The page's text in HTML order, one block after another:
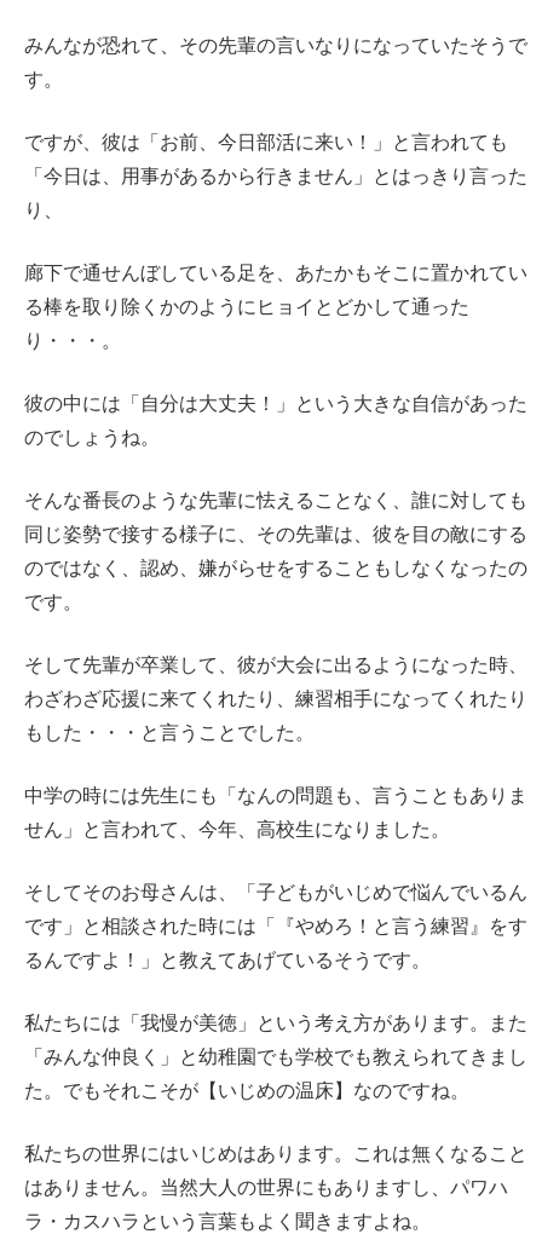
みんなが恐れて、その先輩の言いなりになっていたそうで
す。
ですが、彼は「お前、今日部活に来い！」と言われても
「今日は、用事があるから行きません」とはっきり言った
り、
廊下で通せんぼしている足を、あたかもそこに置かれてい
る棒を取り除くかのようにヒョイとどかして通った
り・・・。
彼の中には「自分は大丈夫！」という大きな自信があった
のでしょうね。
そんな番長のような先輩に怯えることなく、誰に対しても
同じ姿勢で接する様子に、その先輩は、彼を目の敵にする
のではなく、認め、嫌がらせをすることもしなくなったの
です。
そして先輩が卒業して、彼が大会に出るようになった時、
わざわざ応援に来てくれたり、練習相手になってくれたり
もした・・・と言うことでした。
中学の時には先生にも「なんの問題も、言うこともありま
せん」と言われて、今年、高校生になりました。
そしてそのお母さんは、「子どもがいじめで悩んでいるん
です」と相談された時には「『やめろ！と言う練習』をす
るんですよ！」と教えてあげているそうです。
私たちには「我慢が美徳」という考え方があります。また
「みんな仲良く」と幼稚園でも学校でも教えられてきまし
た。でもそれこそが【いじめの温床】なのですね。
私たちの世界にはいじめはあります。これは無くなること
はありません。当然大人の世界にもありますし、パワハ
ラ・カスハラという言葉もよく聞きますよね。